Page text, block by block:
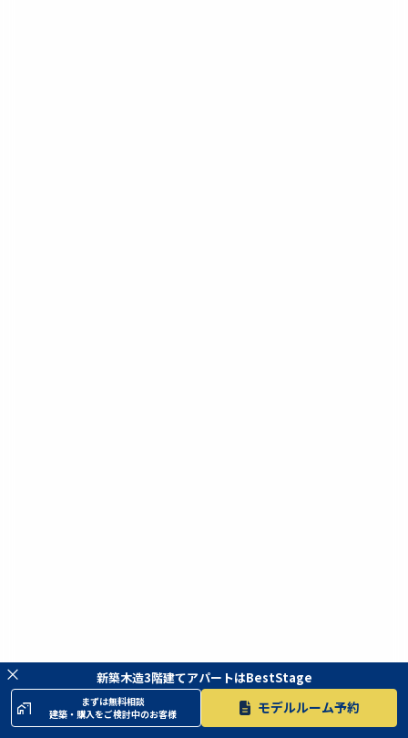
× 新築木造3階建てアパートはBestStage
まずは無料相談
建築・購入をご検討中のお客様
モデルルーム予約